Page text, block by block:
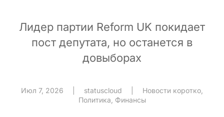
Лидер партии Reform UK покидает
пост депутата, но останется в
довыборах
Июл 7, 2026 statuscloud Новости коротко
Политика Финансы